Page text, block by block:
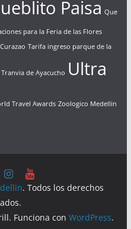
Paisa Que
para la Feria de las Flores
Tarifa ingreso parque de la
Tranvia de Ayacucho Ultra
Travel Awards Zoologico Medellin
. Todos los derechos
Funciona conWordPress.